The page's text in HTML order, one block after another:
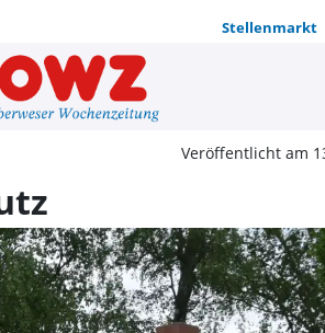
Stellenmarkt
Radeln für
Veröffentlicht am